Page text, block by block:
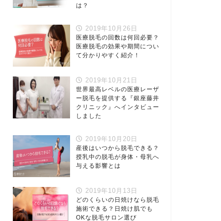
は？
2019年10月26日
医療脱毛の回数は何回必要？
医療脱毛の効果や期間につい
て分かりやすく紹介！
2019年10月21日
世界最高レベルの医療レーザ
ー脱毛を提供する『銀座藤井
クリニック』へインタビュー
しました
2019年10月20日
産後はいつから脱毛できる？
授乳中の脱毛が身体・母乳へ
与える影響とは
2019年10月13日
どのくらいの日焼けなら脱毛
施術できる？日焼け肌でも
OKな脱毛サロン選び